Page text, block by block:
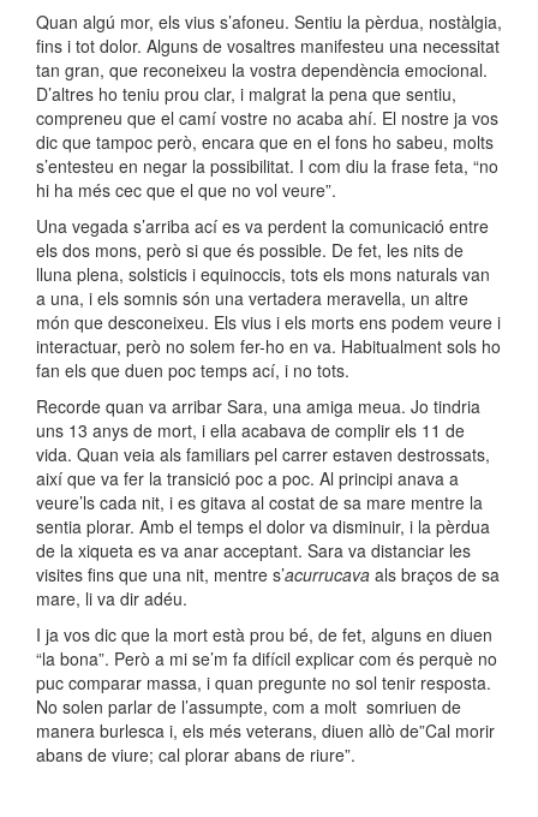
Quan algú mor, els vius s’afoneu. Sentiu la pèrdua, nostàlgia,
fins i tot dolor. Alguns de vosaltres manifesteu una necessitat
tan gran, que reconeixeu la vostra dependència emocional.
D’altres ho teniu prou clar, i malgrat la pena que sentiu,
compreneu que el camí vostre no acaba ahí. El nostre ja vos
dic que tampoc però, encara que en el fons ho sabeu, molts
s’entesteu en negar la possibilitat. I com diu la frase feta, “no
hi ha més cec que el que no vol veure”.
Una vegada s’arriba ací es va perdent la comunicació entre
els dos mons, però si que és possible. De fet, les nits de
lluna plena, solsticis i equinoccis, tots els mons naturals van
a una, i els somnis són una vertadera meravella, un altre
món que desconeixeu. Els vius i els morts ens podem veure i
interactuar, però no solem fer-ho en va. Habitualment sols ho
fan els que duen poc temps ací, i no tots.
Recorde quan va arribar Sara, una amiga meua. Jo tindria
uns 13 anys de mort, i ella acabava de complir els 11 de
vida. Quan veia als familiars pel carrer estaven destrossats,
així que va fer la transició poc a poc. Al principi anava a
veure’ls cada nit, i es gitava al costat de sa mare mentre la
sentia plorar. Amb el temps el dolor va disminuir, i la pèrdua
de la xiqueta es va anar acceptant. Sara va distanciar les
visites fins que una nit, mentre s’acurrucava als braços de sa
mare, li va dir adéu.
I ja vos dic que la mort està prou bé, de fet, alguns en diuen
“la bona”. Però a mi se’m fa difícil explicar com és perquè no
puc comparar massa, i quan pregunte no sol tenir resposta.
No solen parlar de l’assumpte, com a molt somriuen de
manera burlesca i, els més veterans, diuen allò de”Cal morir
abans de viure; cal plorar abans de riure”.